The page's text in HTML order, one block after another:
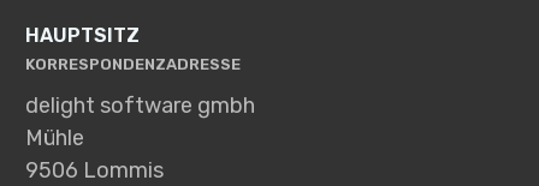
HAUPTSITZ
KORRESPONDENZADRESSE
delight software gmbh
Mühle
9506 Lommis